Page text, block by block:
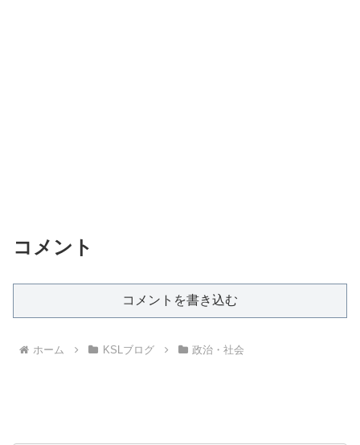
コメント
コメントを書き込む
ホーム KSLブログ 政治・社会